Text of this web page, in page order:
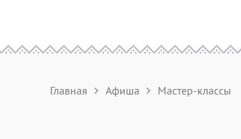
Главная Афиша Мастер-классы